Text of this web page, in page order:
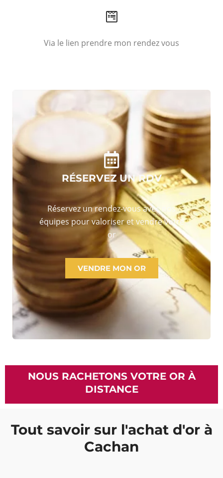
Via le lien prendre mon rendez vous
RÉSERVEZ UN RDV
Réservez un rendez-vous avec nos
équipes pour valoriser et vendre votre
or
VENDRE MON OR
NOUS RACHETONS VOTRE OR À
DISTANCE
Tout savoir sur l'achat d'or à
Cachan